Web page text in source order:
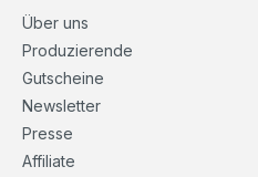
Über uns
Produzierende
Gutscheine
Newsletter
Presse
Affiliate